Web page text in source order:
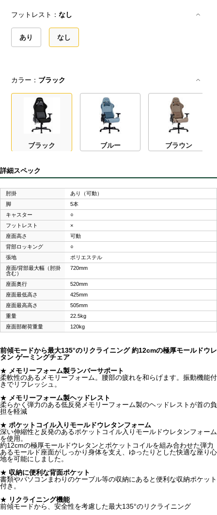
フットレスト：なし
あり なし
カラー： ブラック
ブラック ブルー ブラウン
詳細スペック
肘掛
あり（可動）
脚
5本
キャスター
○
フットレスト
×
座面高さ
可動
背部ロッキング
○
張地
ポリエステル
座面/背部最大幅（肘掛
含む）
720mm
座面奥行
520mm
座面最低高さ
425mm
座面最高高さ
505mm
重量
22.5kg
座面部耐荷重量
120kg
前傾モードから最大135°のリクライニング 約12cmの極厚モールドウレ
タン ゲーミングチェア
★ メモリーフォーム製ランバーサポート
柔軟性のあるメモリーフォーム。腰部の疲れを和らげます。振動機能付
きでリフレッシュ。
★ メモリーフォーム製ヘッドレスト
柔らかく弾力のある低反発メモリーフォーム製のヘッドレストが首の負
担を軽減
★ ポケットコイル入りモールドウレタンフォーム
深い伸縮性と反発のあるポケットコイル入りモールドウレタンフォーム
を使用。
約12cmの極厚モールドウレタンとポケットコイルを組み合わせた弾力
あるモールド座面がしっかり身体を支え、ゆったりとした快適な座り心
地を可能にしました。
★ 収納に便利な背面ポケット
書類やパソコンまわりのケーブル等の収納にあると便利な収納ポケット
付き。
★ リクライニング機能
前傾モードから、安全性を考慮した最大135°のリクライニング